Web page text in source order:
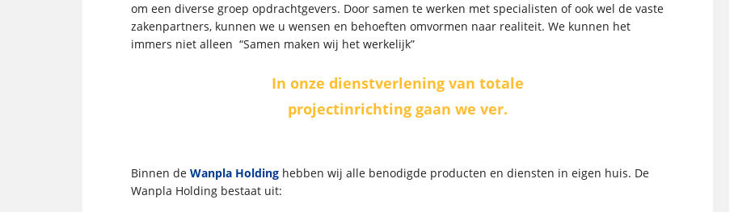
om een diverse groep opdrachtgevers. Door samen te werken met specialisten of ook wel de vaste
zakenpartners, kunnen we u wensen en behoeften omvormen naar realiteit. We kunnen het
immers niet alleen “Samen maken wij het werkelijk”
In onze dienstverlening van totale
projectinrichting gaan we ver.
Binnen de Wanpla Holding hebben wij alle benodigde producten en diensten in eigen huis. De
Wanpla Holding bestaat uit: